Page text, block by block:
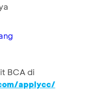
BCA di
applycc/